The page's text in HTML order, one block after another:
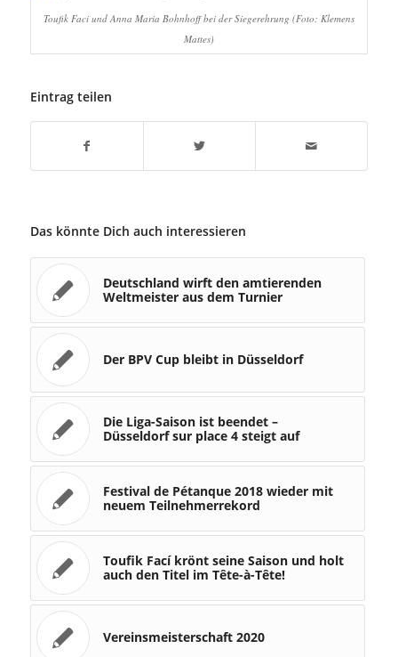
Toufik Faci und Anna Maria Bohnhoff bei der Siegerehrung (Foto: Klemens
Mattes)
Eintrag teilen
Das könnte Dich auch interessieren
Deutschland wirft den amtierenden
Weltmeister aus dem Turnier
Der BPV Cup bleibt in Düsseldorf
Die Liga-Saison ist beendet –
Düsseldorf sur place 4 steigt auf
Festival de Pétanque 2018 wieder mit
neuem Teilnehmerrekord
Toufik Fací krönt seine Saison und holt
auch den Titel im Tête-à-Tête!
Vereinsmeisterschaft 2020